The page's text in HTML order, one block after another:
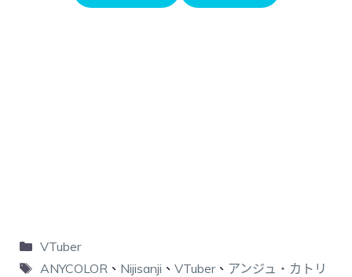
VTuber
ANYCOLOR 、 Nijisanji 、 VTuber、 アンジュ・カトリ